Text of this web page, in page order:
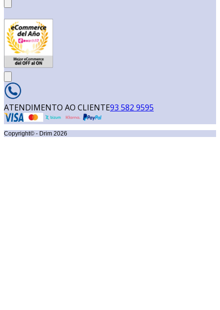
ATENDIMENTO AO CLIENTE93 582 9595
Copyright© - Drim 2026